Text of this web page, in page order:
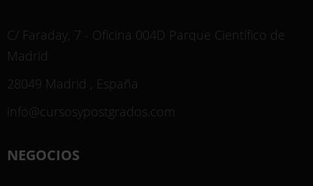
C/ Faraday, 7 - Oficina 004D Parque Científico de
Madrid
28049 Madrid , España
info@cursosypostgrados.com
NEGOCIOS